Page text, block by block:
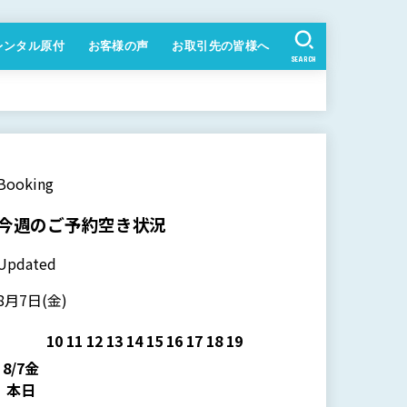
ンタル原付 お客様の声 お取引先の皆様へ
SEARCH